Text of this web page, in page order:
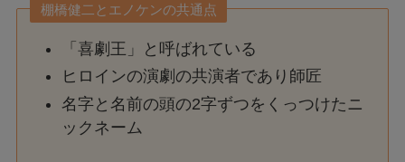
棚橋健二とエノケンの共通点
「喜劇王」と呼ばれている
ヒロインの演劇の共演者であり師匠
名字と名前の頭の2字ずつをくっつけたニ
ックネーム